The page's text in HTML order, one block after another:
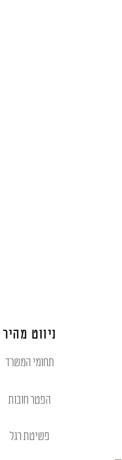
ניווט מהיר
תחומי המשרד
הפטר חובות
פשיטת רגל